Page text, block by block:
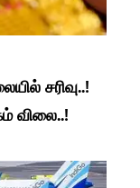
சரிவு..!
விலை..!